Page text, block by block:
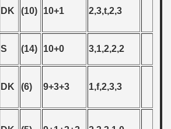
DK (10) 10+1 2,3,t,2,3
S (14) 10+0 3,1,2,2,2
DK (6) 9+3+3 1,f,2,3,3